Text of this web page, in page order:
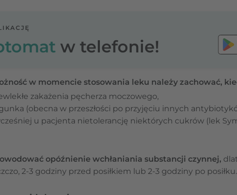
w telefonie!
w momencie stosowania leku należy zachować,
zakażenia pęcherza moczowego,
(obecna w przeszłości po przyjęciu innych
u pacjenta nietolerancję niektórych cukrów (lek
opóźnienie wchłaniania substancji czynnej,
2-3 godziny przed posiłkiem lub 2-3 godziny po posiłku.